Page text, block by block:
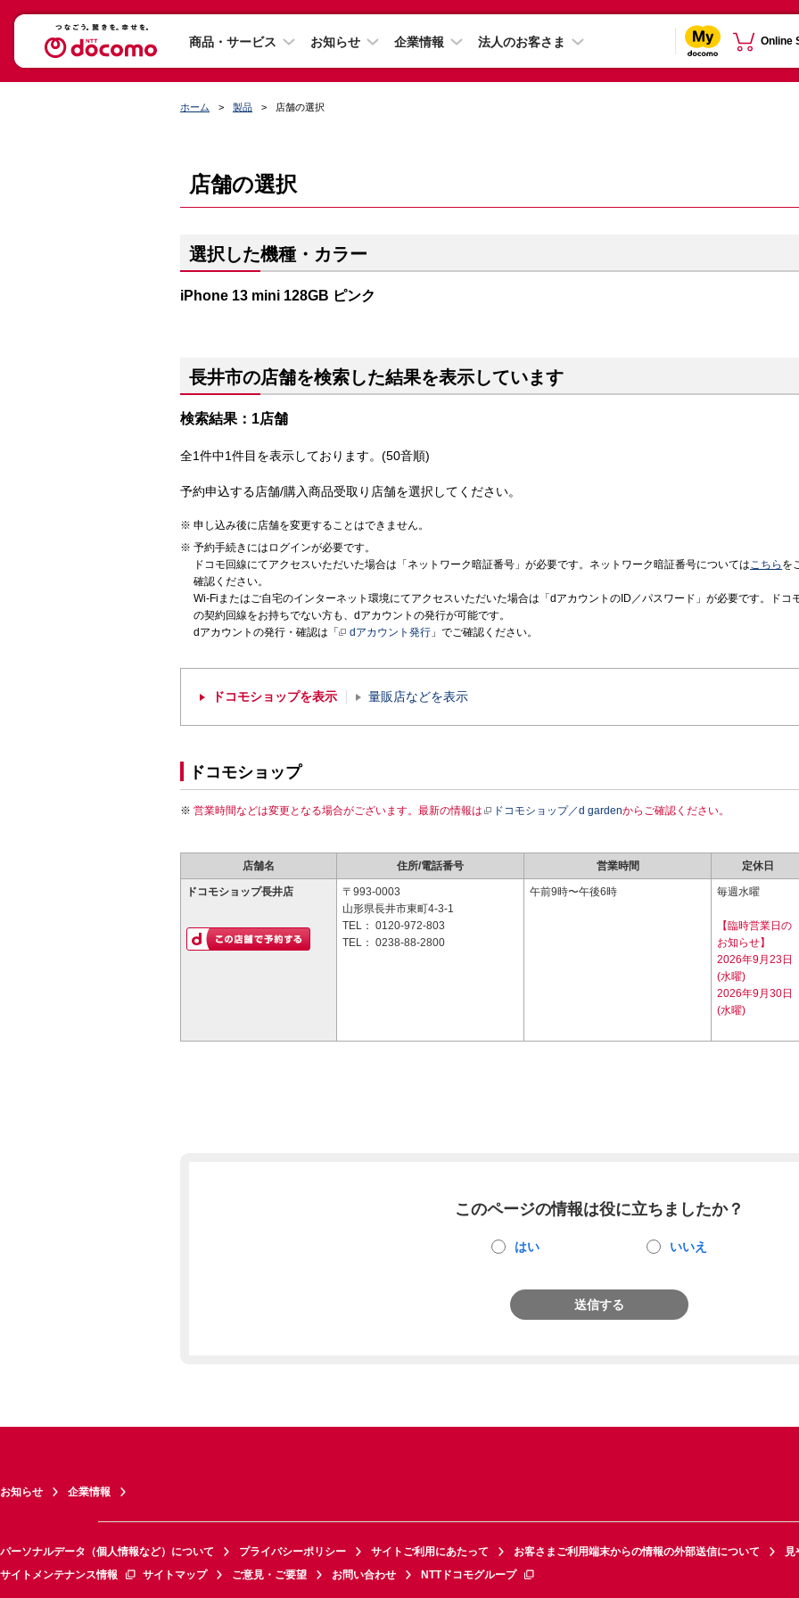
商品・サービス お知らせ 企業情報 法人のお客さま Online
ホーム 製品 店舗の選択
店舗の選択
選択した機種・カラー
iPhone 13 mini 128GB ピンク
長井市の店舗を検索した結果を表示しています
検索結果：1店舗
全1件中1件目を表示しております。(50音順)
予約申込する店舗/購入商品受取り店舗を選択してください。
申し込み後に店舗を変更することはできません。
予約手続きにはログインが必要です。
ドコモ回線にてアクセスいただいた場合は「ネットワーク暗証番号」が必要です。ネットワーク暗証番号についてはこちら を
確認ください。
Wi-Fiまたはご自宅のインターネット環境にてアクセスいただいた場合は「dアカウントのID／パスワード」が必要です。ドコ
の契約回線をお持ちでない方も、dアカウントの発行が可能です。
dアカウントの発行・確認は「
dアカウント発行 」でご確認ください。
ドコモショップを表示 量販店などを表示
ドコモショップ
営業時間などは変更となる場合がございます。最新の情報は ドコモショップ／d gardenからご確認ください。
店舗名 住所/電話番号 営業時間 定休日
ドコモショップ長井店
〒993-0003
山形県長井市東町4-3-1
TEL： 0120-972-803
TEL： 0238-88-2800
午前9時〜午後6時 毎週水曜
【臨時営業日の
お知らせ】
2026年9月23日
(水曜)
2026年9月30日
(水曜)
このページの情報は役に立ちましたか？
はい いいえ
送信する
お知らせ 企業情報
パーソナルデータ（個人情報など）について プライバシーポリシー サイトご利用にあたって お客さまご利用端末からの情報の外部送信について
見
サイトメンテナンス情報
サイトマップ ご意見・ご要望 お問い合わせ NTTドコモグループ